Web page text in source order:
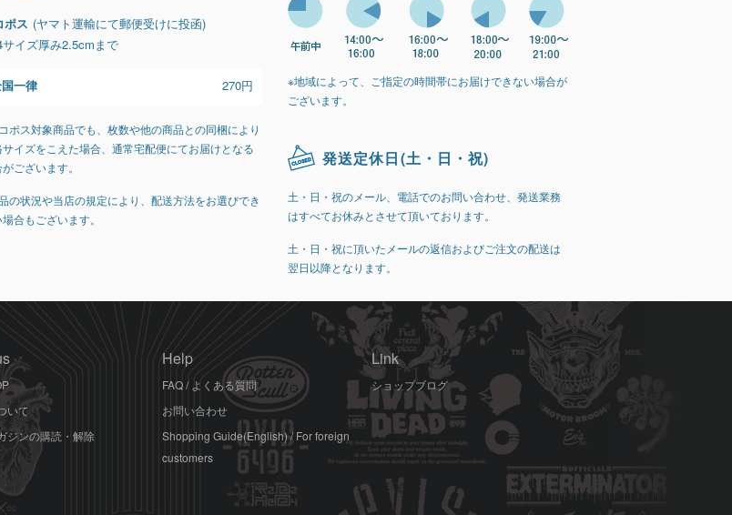
ポス (ヤマト運輸にて郵便受けに投函)
サイズ厚み2.5cmまで
国一律 270円
ポス対象商品でも、枚数や他の商品との同梱により
サイズをこえた場合、通常宅配便にてお届けとなる
ございます。
の状況や当店の規定により、配送方法をお選びでき
合もございます。
※地域によって、ご指定の時間帯にお届けできない場合が
ございます。
発送定休日(土・日・祝)
土・日・祝のメール、電話でのお問い合わせ、発送業務
はすべてお休みとさせて頂いております。
土・日・祝に頂いたメールの返信およびご注文の配送は
翌日以降となります。
いて
ジンの購読・解除
Help
FAQ / よくある質問
お問い合わせ
Shopping Guide(English) / For foreign
customers
Link
ショップブログ